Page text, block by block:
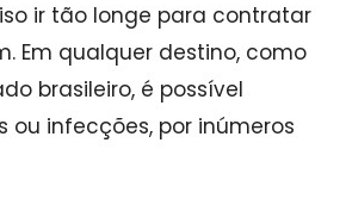
ir tão longe para contratar
Em qualquer destino, como
brasileiro, é possível
ou infecções, por inúmeros